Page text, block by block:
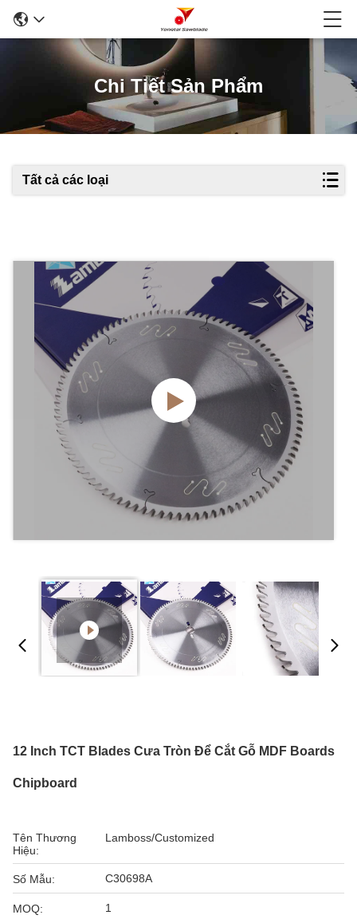
Chi Tiết Sản Phẩm
Tất cả các loại
12 Inch TCT Blades Cưa Tròn Để Cắt Gỗ MDF Boards
Chipboard
Tên Thương
Hiệu:
Lamboss/Customized
Số Mẫu: C30698A
MOQ: 1